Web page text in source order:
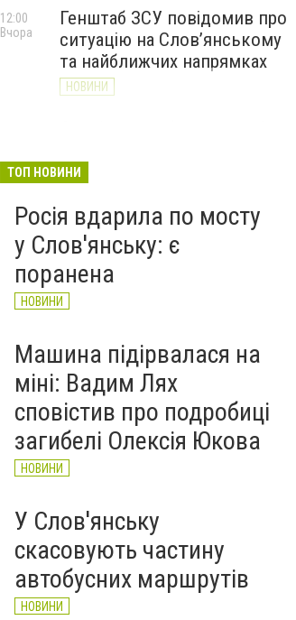
Генштаб ЗСУ повідомив про
ситуацію на Слов’янському
та найближчих напрямках
НОВИНИ
12:00
Вчора
великої війни: 7 серпня
ТОП НОВИНИ
Росія вдарила по мосту
у Слов'янську: є
поранена
НОВИНИ
Машина підірвалася на
міні: Вадим Лях
сповістив про подробиці
загибелі Олексія Юкова
НОВИНИ
У Слов'янську
скасовують частину
автобусних маршрутів
НОВИНИ